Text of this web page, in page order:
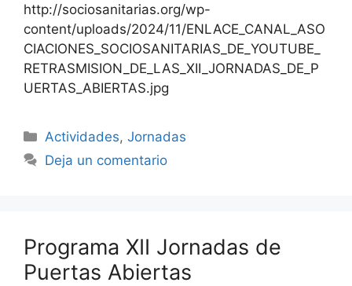
http://sociosanitarias.org/wp-
content/uploads/2024/11/ENLACE_CANAL_ASO
CIACIONES_SOCIOSANITARIAS_DE_YOUTUBE_
RETRASMISION_DE_LAS_XII_JORNADAS_DE_P
UERTAS_ABIERTAS.jpg
Categorías
Actividades,Jornadas
Deja un comentario
Programa XII Jornadas de
Puertas Abiertas